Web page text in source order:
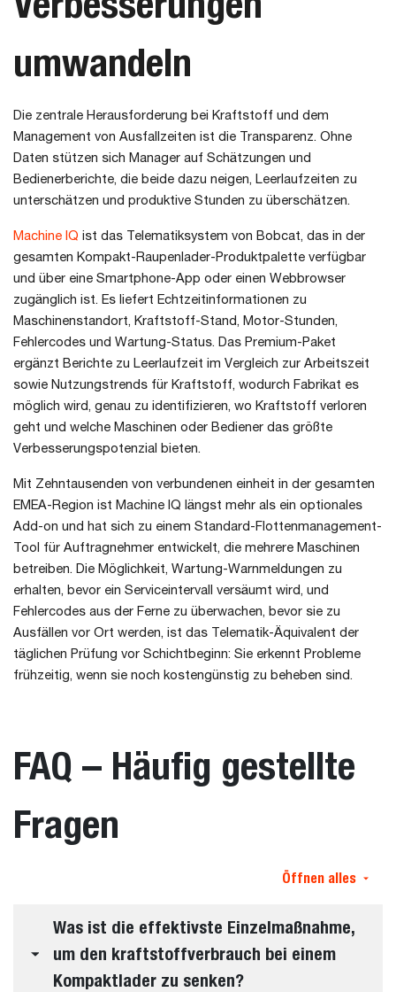
umwandeln
Die zentrale Herausforderung bei Kraftstoff und dem
Management von Ausfallzeiten ist die Transparenz. Ohne
Daten stützen sich Manager auf Schätzungen und
Bedienerberichte, die beide dazu neigen, Leerlaufzeiten zu
unterschätzen und produktive Stunden zu überschätzen.
Machine IQ ist das Telematiksystem von Bobcat, das in der
gesamten Kompakt-Raupenlader-Produktpalette verfügbar
und über eine Smartphone-App oder einen Webbrowser
zugänglich ist. Es liefert Echtzeitinformationen zu
Maschinenstandort, Kraftstoff-Stand, Motor-Stunden,
Fehlercodes und Wartung-Status. Das Premium-Paket
ergänzt Berichte zu Leerlaufzeit im Vergleich zur Arbeitszeit
sowie Nutzungstrends für Kraftstoff, wodurch Fabrikat es
möglich wird, genau zu identifizieren, wo Kraftstoff verloren
geht und welche Maschinen oder Bediener das größte
Verbesserungspotenzial bieten.
Mit Zehntausenden von verbundenen einheit in der gesamten
EMEA-Region ist Machine IQ längst mehr als ein optionales
Add-on und hat sich zu einem Standard-Flottenmanagement-
Tool für Auftragnehmer entwickelt, die mehrere Maschinen
betreiben. Die Möglichkeit, Wartung-Warnmeldungen zu
erhalten, bevor ein Serviceintervall versäumt wird, und
Fehlercodes aus der Ferne zu überwachen, bevor sie zu
Ausfällen vor Ort werden, ist das Telematik-Äquivalent der
täglichen Prüfung vor Schichtbeginn: Sie erkennt Probleme
frühzeitig, wenn sie noch kostengünstig zu beheben sind.
FAQ – Häufig gestellte
Fragen
Öffnen alles
Was ist die effektivste Einzelmaßnahme,
um den kraftstoffverbrauch bei einem
Kompaktlader zu senken?